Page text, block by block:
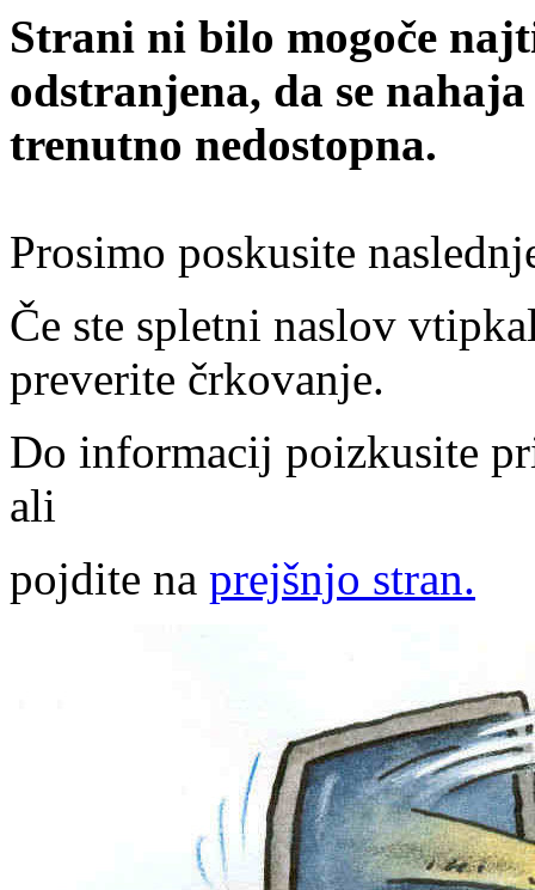
Strani ni bilo mogoče
odstranjena, da se
trenutno nedostopna.
Prosimo poskusite
Če ste spletni naslov
preverite črkovanje.
Do informacij poizkusite
ali
pojdite na prejšnjo stran.